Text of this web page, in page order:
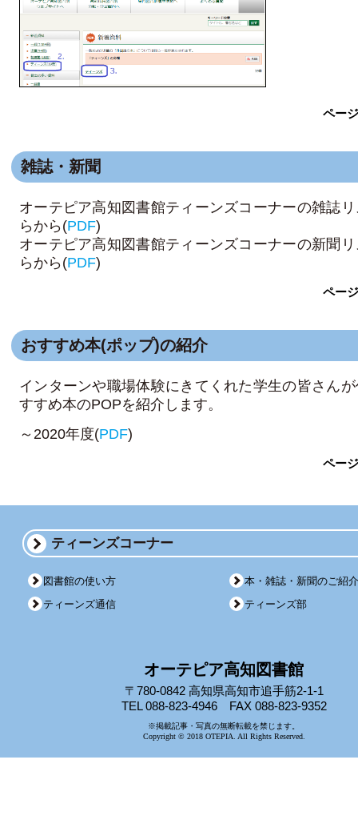
ペー
雑誌・新聞
オーテピア高知図書館ティーンズコーナーの雑誌
らから(PDF)
オーテピア高知図書館ティーンズコーナーの新聞
らから(PDF)
ペー
おすすめ本(ポップ)の紹介
インターンや職場体験にきてくれた学生の皆さん
すすめ本のPOPを紹介します。
～2020年度(PDF)
ペー
ティーンズコーナー
図書館の使い方
本・雑誌・新聞のご紹介
ティーンズ通信
ティーンズ部
オーテピア高知図書館
〒780-0842 高知県高知市追手筋2-1-1
TEL 088-823-4946 FAX 088-823-9352
※掲載記事・写真の無断転載を禁じます。
Copyright © 2018 OTEPIA. All Rights Reserved.